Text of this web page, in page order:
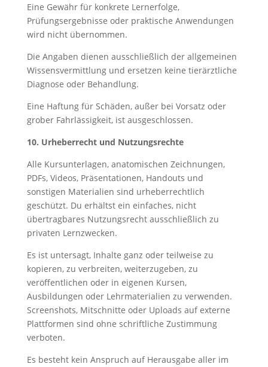
Eine Gewähr für konkrete Lernerfolge,
Prüfungsergebnisse oder praktische Anwendungen
wird nicht übernommen.
Die Angaben dienen ausschließlich der allgemeinen
Wissensvermittlung und ersetzen keine tierärztliche
Diagnose oder Behandlung.
Eine Haftung für Schäden, außer bei Vorsatz oder
grober Fahrlässigkeit, ist ausgeschlossen.
10. Urheberrecht und Nutzungsrechte
Alle Kursunterlagen, anatomischen Zeichnungen,
PDFs, Videos, Präsentationen, Handouts und
sonstigen Materialien sind urheberrechtlich
geschützt. Du erhältst ein einfaches, nicht
übertragbares Nutzungsrecht ausschließlich zu
privaten Lernzwecken.
Es ist untersagt, Inhalte ganz oder teilweise zu
kopieren, zu verbreiten, weiterzugeben, zu
veröffentlichen oder in eigenen Kursen,
Ausbildungen oder Lehrmaterialien zu verwenden.
Screenshots, Mitschnitte oder Uploads auf externe
Plattformen sind ohne schriftliche Zustimmung
verboten.
Es besteht kein Anspruch auf Herausgabe aller im